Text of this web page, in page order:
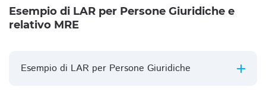
Esempio di LAR per Persone Giuridiche e
relativo MRE
Esempio di LAR per Persone Giuridiche